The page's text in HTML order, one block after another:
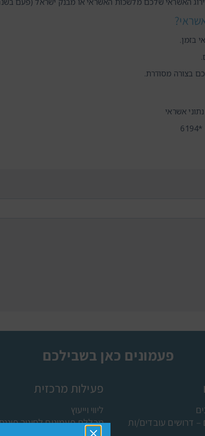
בזמן.
בצורה מסודרת.
אשראי
פעמונים כאן בשבילכם
דרושים עובדים/ות
פעילות מרכזית
ליווי וייעוץ
מכללת פעמונים לחינוך